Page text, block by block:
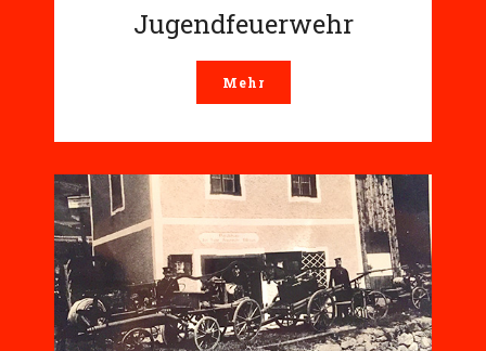
Jugendfeuerwehr
Mehr